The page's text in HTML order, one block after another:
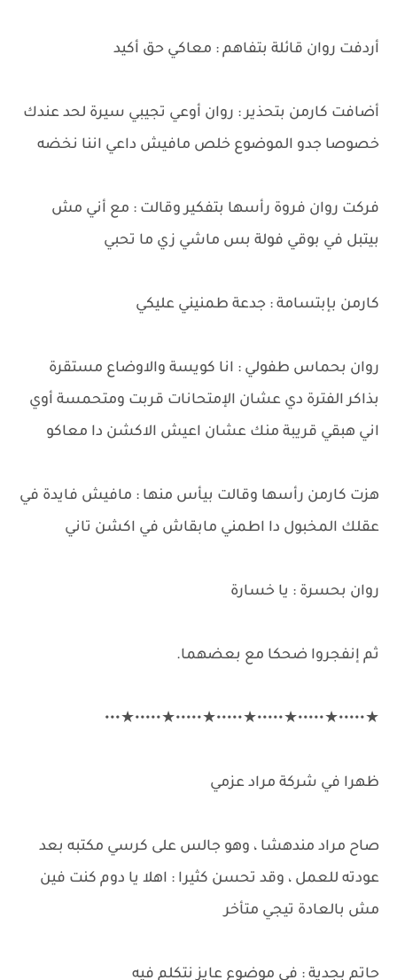
أردفت روان قائلة بتفاهم : معاكي حق أكيد
أضافت كارمن بتحذير : روان أوعي تجيبي سيرة لحد عندك
خصوصا جدو الموضوع خلص مافيش داعي اننا نخضه
فركت روان فروة رأسها بتفكير وقالت : مع أني مش
بيتبل في بوقي فولة بس ماشي زي ما تحبي
كارمن بإبتسامة : جدعة طمنيني عليكي
روان بحماس طفولي : انا كويسة والاوضاع مستقرة
بذاكر الفترة دي عشان الإمتحانات قربت ومتحمسة أوي
اني هبقي قريبة منك عشان اعيش الاكشن دا معاكو
هزت كارمن رأسها وقالت بيأس منها : مافيش فايدة في
عقلك المخبول دا اطمني مابقاش في اكشن تاني
روان بحسرة : يا خسارة
ثم إنفجروا ضحكا مع بعضهما.
★•••••★•••••★•••••★•••••★•••••★•••••★•••
ظهرا في شركة مراد عزمي
صاح مراد مندهشا ، وهو جالس على كرسي مكتبه بعد
عودته للعمل ، وقد تحسن كثيرا : اهلا يا دوم كنت فين
مش بالعادة تيجي متأخر
حاتم بجدية : في موضوع عايز نتكلم فيه